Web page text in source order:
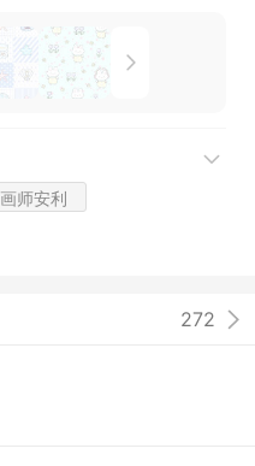
画师安利
272